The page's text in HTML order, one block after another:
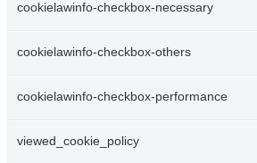
cookielawinfo-checkbox-necessary
cookielawinfo-checkbox-others
cookielawinfo-checkbox-performance
viewed_cookie_policy